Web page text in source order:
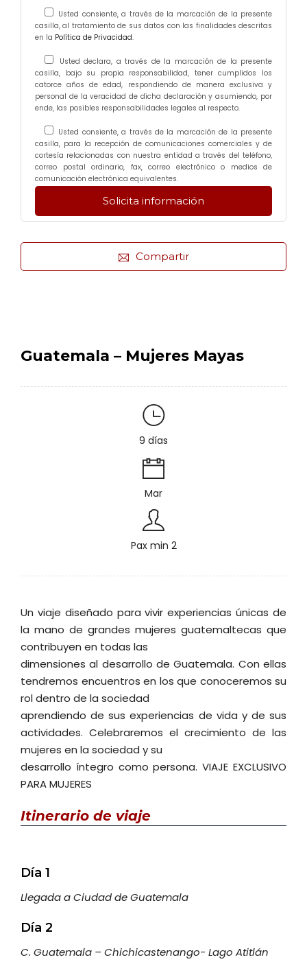
Usted consiente, a través de la marcación de la presente
casilla, al tratamiento de sus datos con las finalidades descritas
en la Política de Privacidad.
Usted declara, a través de la marcación de la presente
casilla, bajo su propia responsabilidad, tener cumplidos los
catorce años de edad, respondiendo de manera exclusiva y
personal de la veracidad de dicha declaración y asumiendo, por
ende, las posibles responsabilidades legales al respecto.
Usted consiente, a través de la marcación de la presente
casilla, para la recepción de comunicaciones comerciales y de
cortesía relacionadas con nuestra entidad a través del teléfono,
correo postal ordinario, fax, correo electrónico o medios de
comunicación electrónica equivalentes.
Compartir
Guatemala – Mujeres Mayas
9 días
Mar
Pax min 2
Un viaje diseñado para vivir experiencias únicas de
la mano de grandes mujeres guatemaltecas que
contribuyen en todas las
dimensiones al desarrollo de Guatemala. Con ellas
tendremos encuentros en los que conoceremos su
rol dentro de la sociedad
aprendiendo de sus experiencias de vida y de sus
actividades. Celebraremos el crecimiento de las
mujeres en la sociedad y su
desarrollo íntegro como persona. VIAJE EXCLUSIVO
PARA MUJERES
Itinerario de viaje
Día 1
Llegada a Ciudad de Guatemala
Día 2
C. Guatemala – Chichicastenango- Lago Atitlán